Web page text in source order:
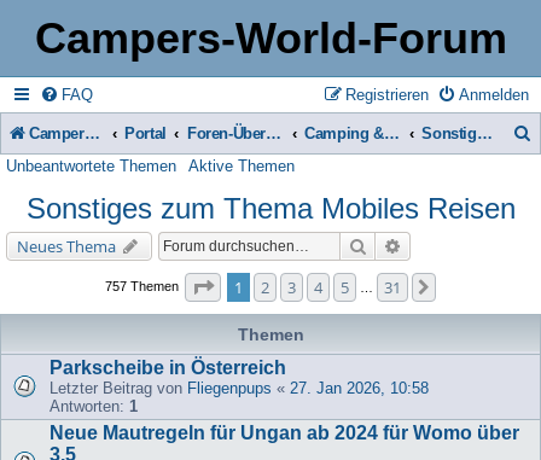
Campers-World-Forum
FAQ Anmelden
Registrieren
Campers-World-Forum Portal Foren-Übersicht Camping & Reise -> Fahrzeuge & Zubehör in der Praxis Sonstiges zum Thema Mobiles Reisen
Unbeantwortete Themen Aktive Themen
Sonstiges zum Thema Mobiles Reisen
Neues Thema Suche
757 Themen Seite von
1 2 3 4 5 31
Themen
Parkscheibe in Österreich
Letzter Beitrag von Fliegenpups « 27. Jan 2026, 10:58
Antworten: 1
Neue Mautregeln für Ungan ab 2024 für Womo über
3.5